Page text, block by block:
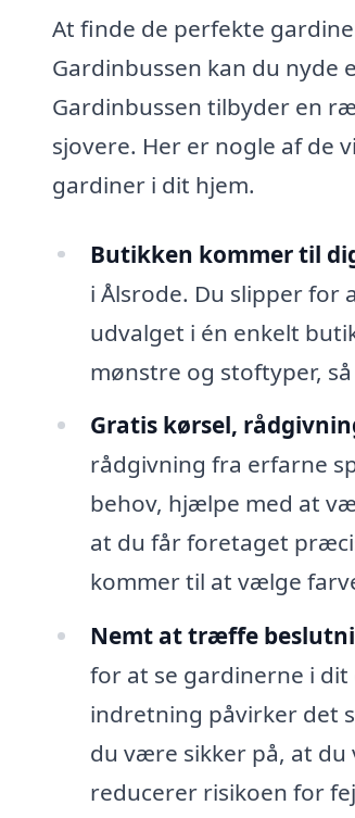
At finde de perfekte
Gardinbussen kan du nyde
Gardinbussen tilbyder en
sjovere. Her er nogle af de
gardiner i dit hjem.
Butikken kommer til
i Ålsrode. Du slipper for
udvalget i én enkelt
mønstre og stoftyper,
Gratis kørsel,
rådgivning fra erfarne
behov, hjælpe med at
at du får foretaget
kommer til at vælge
Nemt at træffe
for at se gardinerne i
indretning påvirker det
du være sikker på, at
reducerer risikoen for